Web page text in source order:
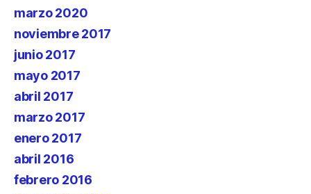
marzo 2020
noviembre 2017
junio 2017
mayo 2017
abril 2017
marzo 2017
enero 2017
abril 2016
febrero 2016